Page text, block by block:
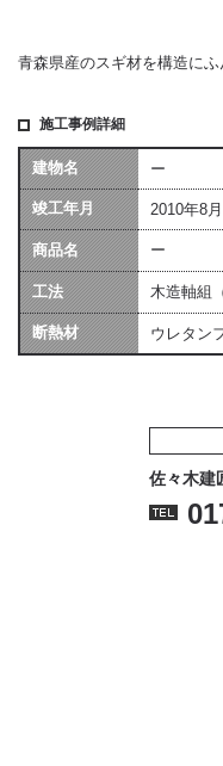
青森県産のスギ材を構造に
施工事例詳細
建物名 ー
竣工年月 2010年8月
商品名 ー
工法 木造軸組
断熱材 ウレタン
佐々木建